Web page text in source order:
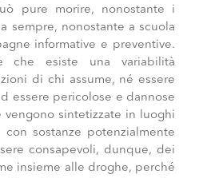
pure morire, nonostante i
sempre, nonostante a scuola
informative e preventive.
che esiste una variabilità
di chi assume, né essere
essere pericolose e dannose
sintetizzate in luoghi
con sostanze potenzialmente
consapevoli, dunque, dei
insieme alle droghe, perché